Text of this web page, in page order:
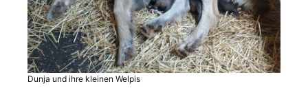
Dunja und ihre kleinen Welpis